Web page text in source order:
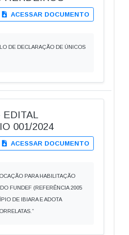
ACESSAR DOCUMENTO
DE DECLARAÇÃO DE ÚNICOS
EDITAL
001/2024
ACESSAR DOCUMENTO
PARA HABILITAÇÃO
FUNDEF (REFERÊNCIA 2005
DE IBIARA E ADOTA